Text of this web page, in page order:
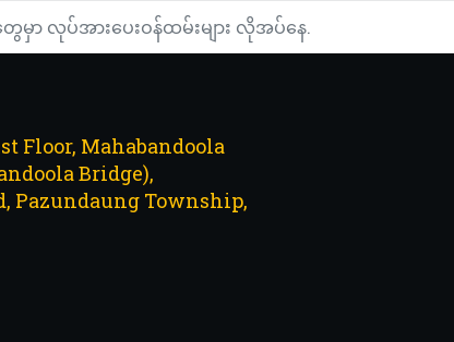
မှာ လုပ်အားပေးဝန်ထမ်းများ လိုအပ်နေ.
Floor, Mahabandoola
Bridge),
Pazundaung Township,